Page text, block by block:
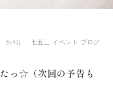
約4分 七五三 イベント
ブログ
っ☆（次回の予告も